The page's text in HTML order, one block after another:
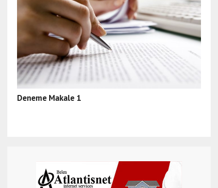
Deneme Makale 1